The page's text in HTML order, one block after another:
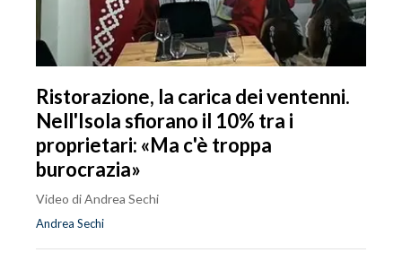
Ristorazione, la carica dei ventenni.
Nell'Isola sfiorano il 10% tra i
proprietari: «Ma c'è troppa
burocrazia»
Video di Andrea Sechi
Andrea Sechi